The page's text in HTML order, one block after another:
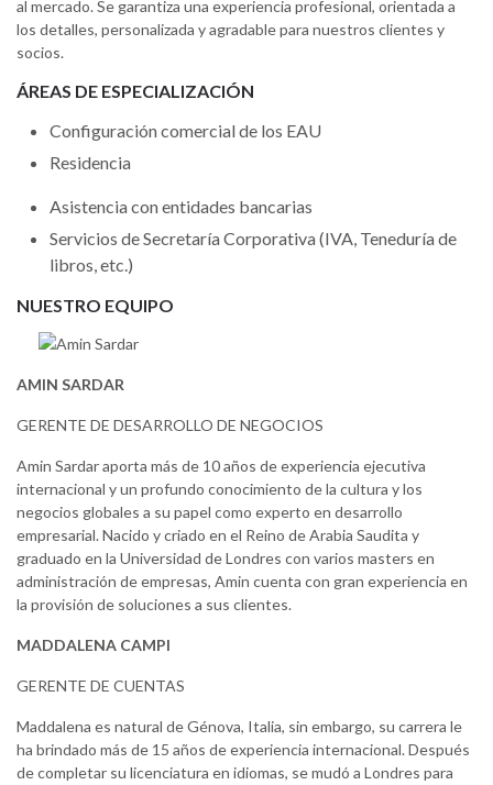
al mercado. Se garantiza una experiencia profesional, orientada a
los detalles, personalizada y agradable para nuestros clientes y
socios.
ÁREAS DE ESPECIALIZACIÓN
Configuración comercial de los EAU
Residencia
Asistencia con entidades bancarias
Servicios de Secretaría Corporativa (IVA, Teneduría de
libros, etc.)
NUESTRO EQUIPO
AMIN SARDAR
GERENTE DE DESARROLLO DE NEGOCIOS
Amin Sardar aporta más de 10 años de experiencia ejecutiva
internacional y un profundo conocimiento de la cultura y los
negocios globales a su papel como experto en desarrollo
empresarial. Nacido y criado en el Reino de Arabia Saudita y
graduado en la Universidad de Londres con varios masters en
administración de empresas, Amin cuenta con gran experiencia en
la provisión de soluciones a sus clientes.
MADDALENA CAMPI
GERENTE DE CUENTAS
Maddalena es natural de Génova, Italia, sin embargo, su carrera le
ha brindado más de 15 años de experiencia internacional. Después
de completar su licenciatura en idiomas, se mudó a Londres para